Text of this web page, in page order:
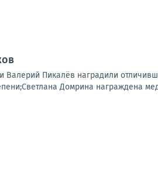
Пикалёв наградили
Домрина награждена